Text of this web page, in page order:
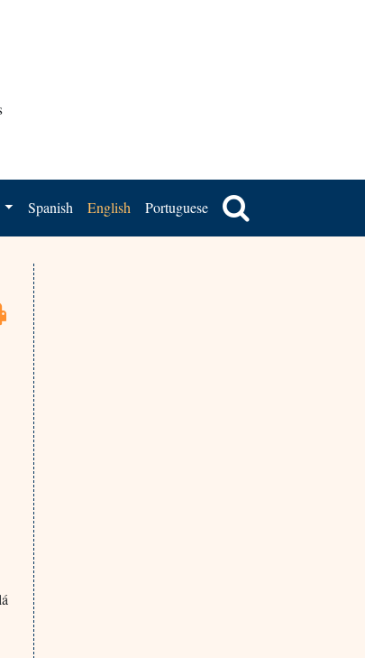
Spanish English Portuguese